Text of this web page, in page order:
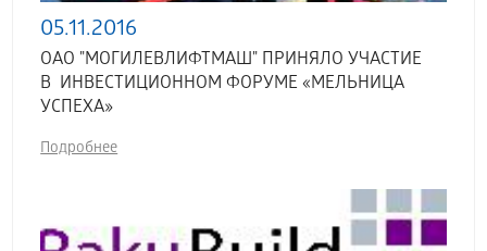
05.11.2016
ОАО "МОГИЛЕВЛИФТМАШ" ПРИНЯЛО УЧАСТИЕ
В ИНВЕСТИЦИОННОМ ФОРУМЕ «МЕЛЬНИЦА
УСПЕХА»
Подробнее